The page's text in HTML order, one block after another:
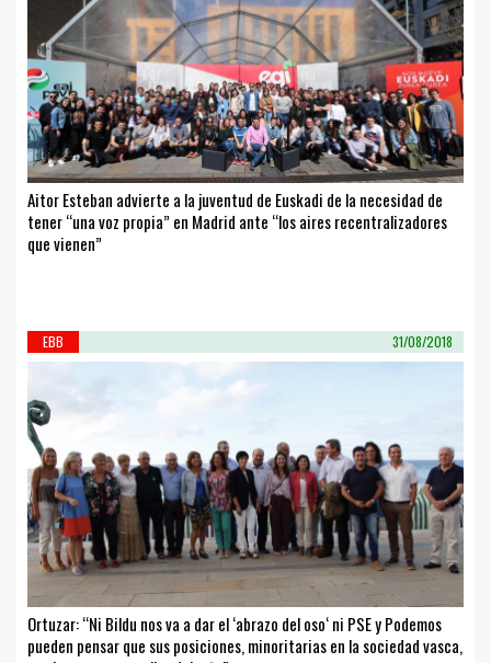
Aitor Esteban advierte a la juventud de Euskadi de la necesidad de
tener “una voz propia” en Madrid ante “los aires recentralizadores
que vienen”
EBB 31/08/2018
Ortuzar: “Ni Bildu nos va a dar el ‘abrazo del oso‘ ni PSE y Podemos
pueden pensar que sus posiciones, minoritarias en la sociedad vasca,